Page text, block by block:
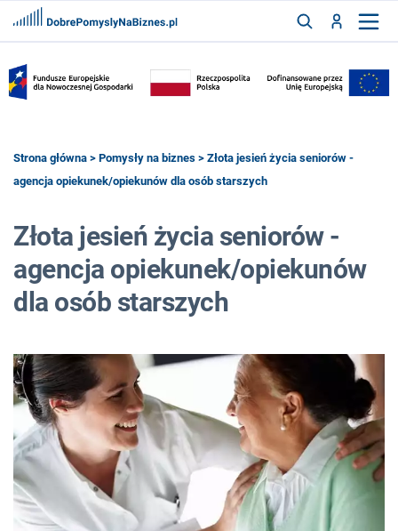
ZAREJESTRUJ
FRANCZYZY
Strona główna > Pomysły na biznes > Złota jesień życia seniorów -
agencja opiekunek/opiekunów dla osób starszych
Złota jesień życia seniorów -
agencja opiekunek/opiekunów
dla osób starszych